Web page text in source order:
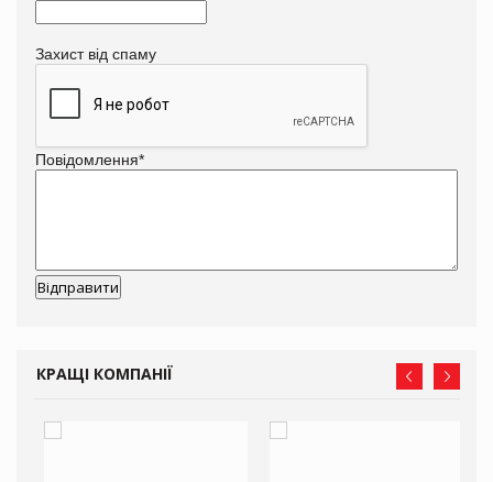
Захист від спаму
Повідомлення*
КРАЩІ КОМПАНІЇ